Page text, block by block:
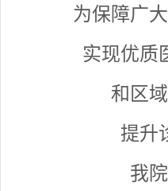
为保障广
实现优质
和区
提升
我